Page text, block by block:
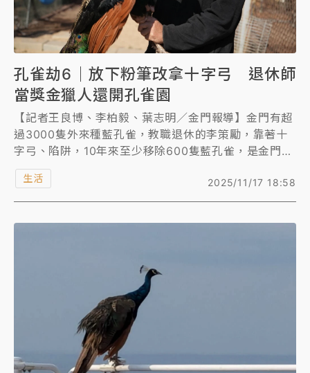
孔雀劫6｜放下粉筆改拿十字弓 退休師
當獎金獵人還開孔雀園
【記者王良博、李柏毅、葉志明／金門報導】金門有超
過3000隻外來種藍孔雀，教職退休的李策勵，靠著十
字弓、陷阱，10年來至少移除600隻藍孔雀，是金門知
名的孔雀獵人。李策勵同時也經營孔雀園，有100多隻
藍孔雀可讓人免費參觀，他還販售活體孔雀、孔雀羽毛
等，光是孔雀羽毛，一年就可以賣出500根以上。
2025/11/17 18:58
生活